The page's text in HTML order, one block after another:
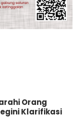
Orang
Klarifikasi